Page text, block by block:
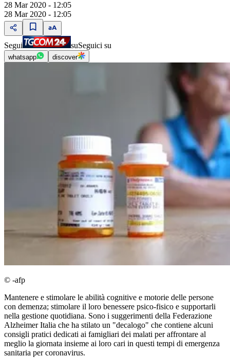
28 Mar 2020 - 12:05
28 Mar 2020 - 12:05
Segui suSeguici su
whatsapp discover
© -afp
Mantenere e stimolare le abilità cognitive e motorie delle persone
con demenza; stimolare il loro benessere psico-fisico e supportarli
nella gestione quotidiana. Sono i suggerimenti della Federazione
Alzheimer Italia che ha stilato un "decalogo" che contiene alcuni
consigli pratici dedicati ai famigliari dei malati per affrontare al
meglio la giornata insieme ai loro cari in questi tempi di emergenza
sanitaria per coronavirus.